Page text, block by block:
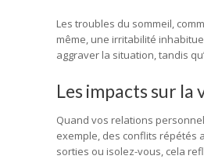
Les troubles du sommeil,
même, une irritabilité
aggraver la situation, tandis
Les impacts sur la
Quand vos relations
exemple, des conflits répétés
sorties ou isolez-vous, cela